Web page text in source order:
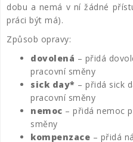
dobu a nemá v ní žádné
práci být má).
Způsob opravy:
dovolená – přidá
pracovní směny
sick day* – přidá sick
pracovní směny
nemoc – přidá nemoc
směny
kompenzace – přidá